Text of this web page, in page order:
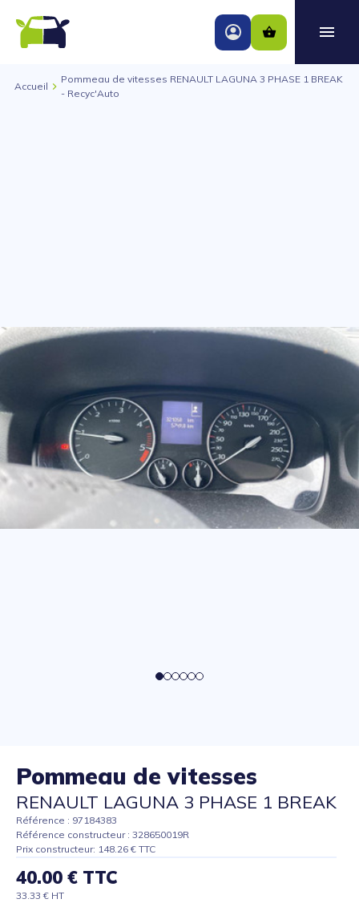
Accueil
Pommeau de vitesses RENAULT LAGUNA 3 PHASE 1 BREAK
- Recyc'Auto
Pommeau de vitesses
RENAULT LAGUNA 3 PHASE 1 BREAK
Référence : 97184383
Référence constructeur : 328650019R
Prix constructeur: 148.26 € TTC
40.00 € TTC
33.33 € HT